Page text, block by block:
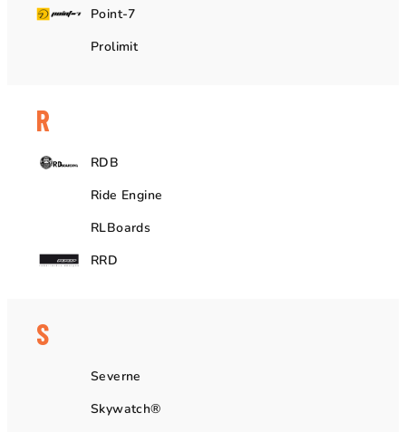
Point-7
Prolimit
R
RDB
Ride Engine
RLBoards
RRD
S
Severne
Skywatch®